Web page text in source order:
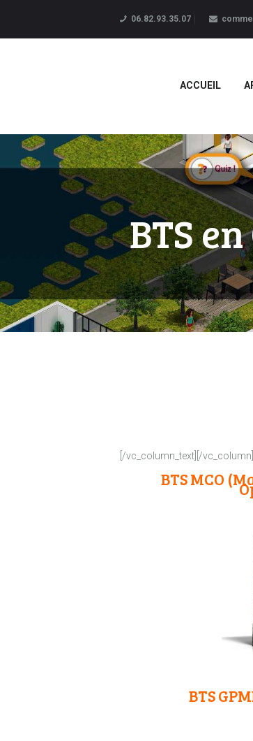
06.82.93.35.07
ACCUEIL
BTS
[/vc_column_text][/
BTS MCO
BTS